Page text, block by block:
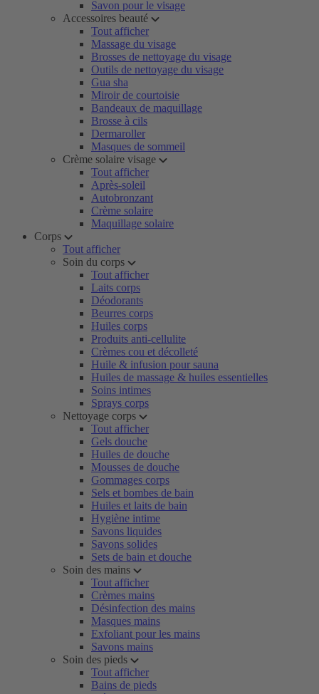
Savon pour le visage
Accessoires beauté
Tout afficher
Massage du visage
Brosses de nettoyage du visage
Outils de nettoyage du visage
Gua sha
Miroir de courtoisie
Bandeaux de maquillage
Brosse à cils
Dermaroller
Masques de sommeil
Crème solaire visage
Tout afficher
Après-soleil
Autobronzant
Crème solaire
Maquillage solaire
Corps
Tout afficher
Soin du corps
Tout afficher
Laits corps
Déodorants
Beurres corps
Huiles corps
Produits anti-cellulite
Crèmes cou et décolleté
Huile & infusion pour sauna
Huiles de massage & huiles essentielles
Soins intimes
Sprays corps
Nettoyage corps
Tout afficher
Gels douche
Huiles de douche
Mousses de douche
Gommages corps
Sels et bombes de bain
Huiles et laits de bain
Hygiène intime
Savons liquides
Savons solides
Sets de bain et douche
Soin des mains
Tout afficher
Crèmes mains
Désinfection des mains
Masques mains
Exfoliant pour les mains
Savons mains
Soin des pieds
Tout afficher
Bains de pieds